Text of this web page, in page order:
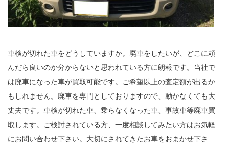
車検が切れた車をどうしていますか。廃車をしたいが、どこに頼
んだら良いのか分からないと思われている方に朗報です。当社で
は廃車になった車が買取可能です。ご希望以上の査定額が出るか
もしれません。廃車を専門としておりますので、動かなくても大
丈夫です。車検が切れた車、乗らなくなった車、事故車等廃車買
取します。ご検討されている方、一度相談してみたい方はお気軽
にお問い合わせ下さい。大切にされてきたお車をおまかせ下さ